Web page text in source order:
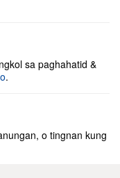
sa paghahatid &
.
o tingnan kung